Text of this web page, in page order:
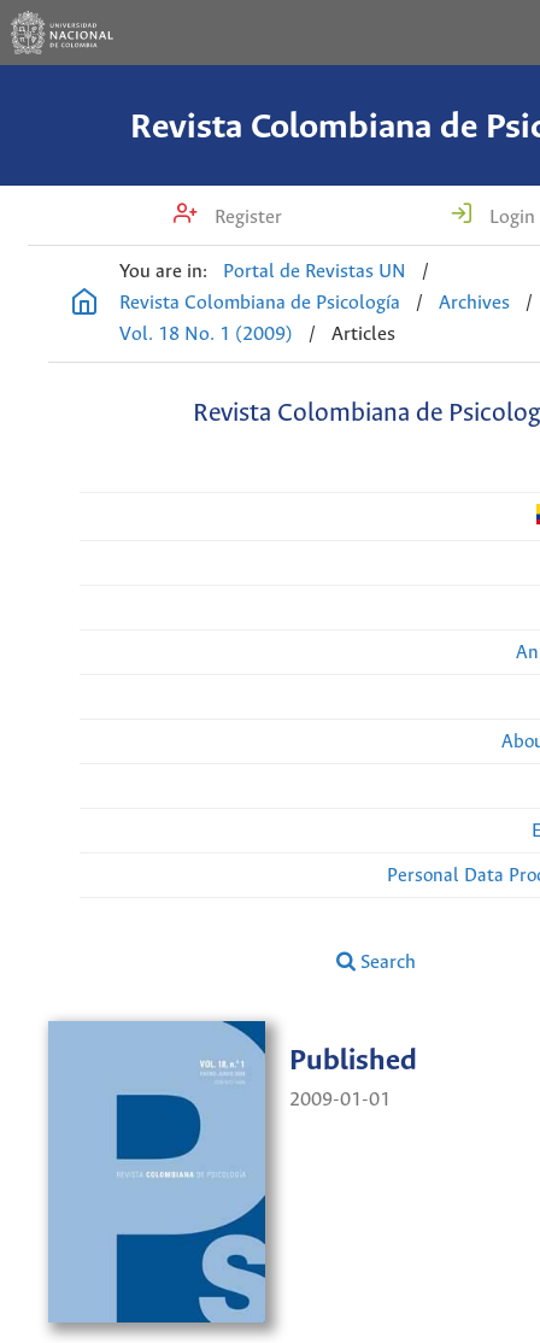
Revista Colombiana de
Register Login
You are in: Portal de Revistas UN
/
Revista Colombiana de Psicología
/ Archives
/
Vol. 18 No. 1 (2009)
/ Articles
Revista Colombiana de
Personal Data
Search
Published
2009-01-01